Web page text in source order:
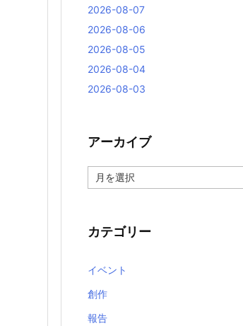
2026-08-07
2026-08-06
2026-08-05
2026-08-04
2026-08-03
アーカイブ
ー
ブ
カテゴリー
イベント
創作
報告